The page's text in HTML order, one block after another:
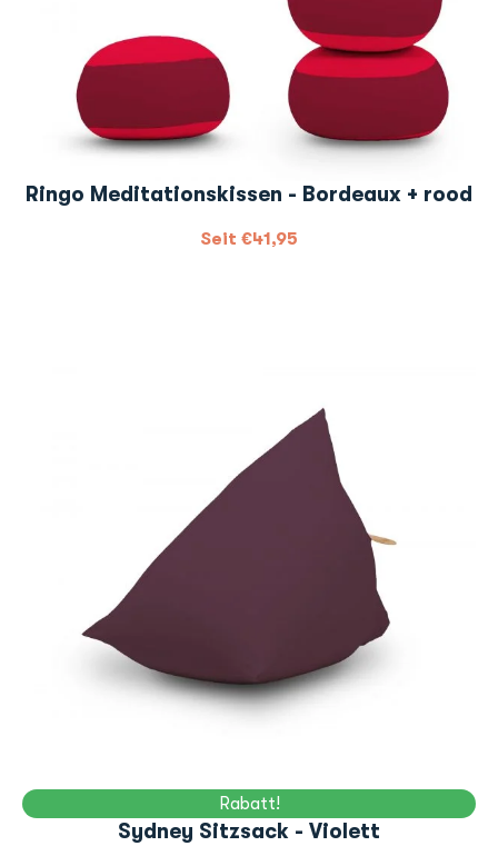
Ringo Meditationskissen - Bordeaux + rood
Seit €41,95
Rabatt!
Sydney Sitzsack - Violett